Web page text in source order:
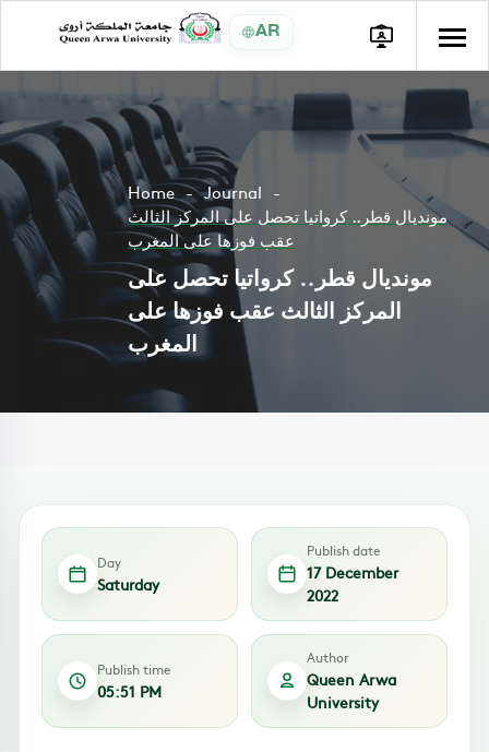
AR
Home
Journal
مونديال قطر.. كرواتيا تحصل على المركز الثالث
عقب فوزها على المغرب
مونديال قطر.. كرواتيا تحصل على
المركز الثالث عقب فوزها على
المغرب
Day
Saturday
Publish date
17 December
2022
Publish time
05:51 PM
Author
Queen Arwa
University